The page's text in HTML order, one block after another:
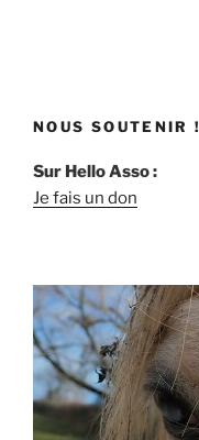
NOUS SOUTENIR !
Sur Hello Asso :
Je fais un don